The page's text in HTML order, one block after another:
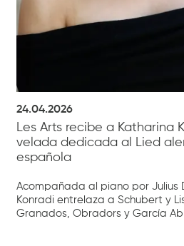
24.04.2026
Les Arts recibe a Katharina
velada dedicada al Lied
española
Acompañada al piano por Julius
Konradi entrelaza a Schubert y
Granados, Obradors y García